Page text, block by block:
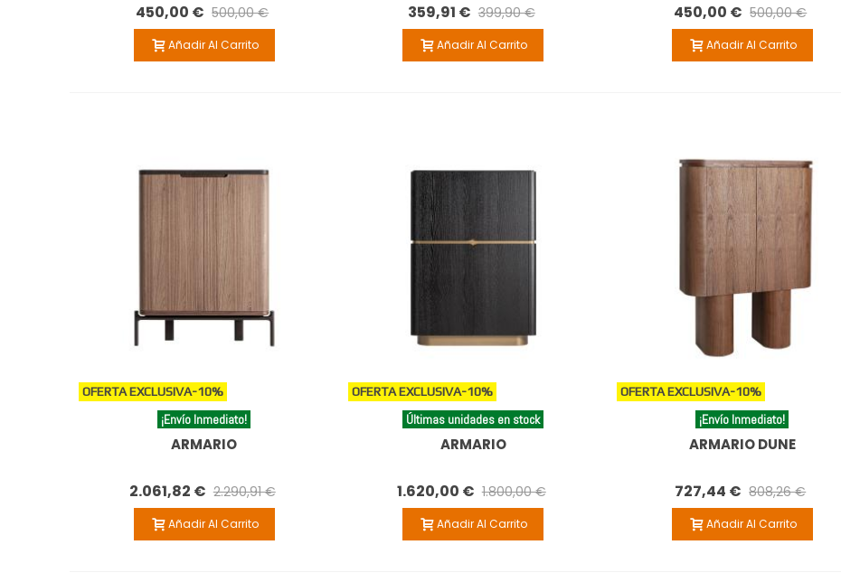
450,00 € 500,00 €
Añadir Al Carrito
359,91 € 399,90 €
Añadir Al Carrito
450,00 € 500,00 €
Añadir Al Carrito
OFERTA EXCLUSIVA-10%
¡Envío Inmediato!
ARMARIO
2.061,82 € 2.290,91 €
Añadir Al Carrito
OFERTA EXCLUSIVA-10%
Últimas unidades en stock
ARMARIO
1.620,00 € 1.800,00 €
Añadir Al Carrito
OFERTA EXCLUSIVA-10%
¡Envío Inmediato!
ARMARIO DUNE
727,44 € 808,26 €
Añadir Al Carrito